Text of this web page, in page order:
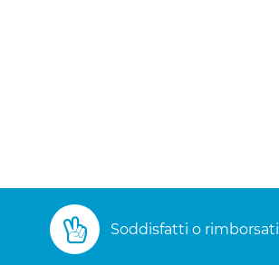
Soddisfatti o rimborsati